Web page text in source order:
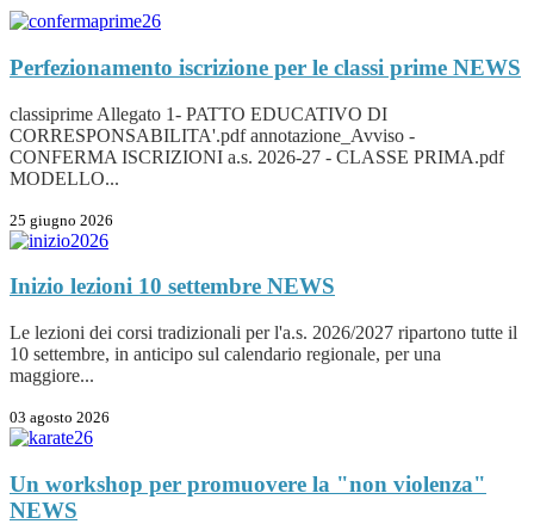
Perfezionamento iscrizione per le classi prime NEWS
classiprime Allegato 1- PATTO EDUCATIVO DI
CORRESPONSABILITA'.pdf annotazione_Avviso -
CONFERMA ISCRIZIONI a.s. 2026-27 - CLASSE PRIMA.pdf
MODELLO...
25 giugno 2026
Inizio lezioni 10 settembre NEWS
Le lezioni dei corsi tradizionali per l'a.s. 2026/2027 ripartono tutte il
10 settembre, in anticipo sul calendario regionale, per una
maggiore...
03 agosto 2026
Un workshop per promuovere la "non violenza"
NEWS